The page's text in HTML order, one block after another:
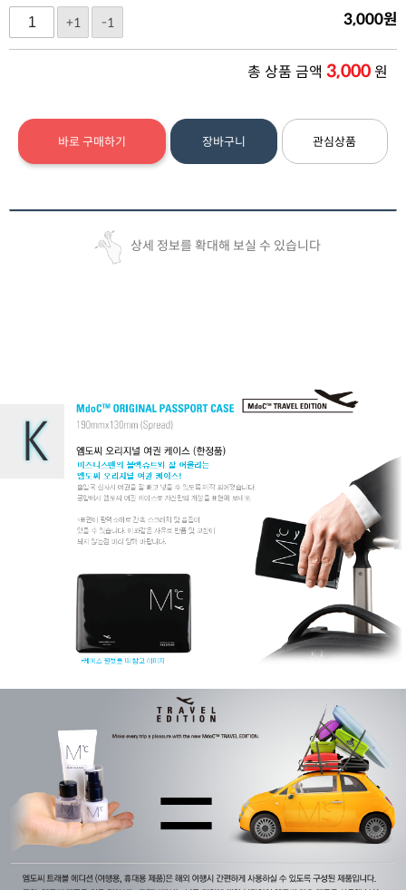
+1
-1 3,000원
총 상품 금액 3,000원
바로 구매하기 장바구니 관심상품
상세 정보를 확대해 보실 수 있습니다